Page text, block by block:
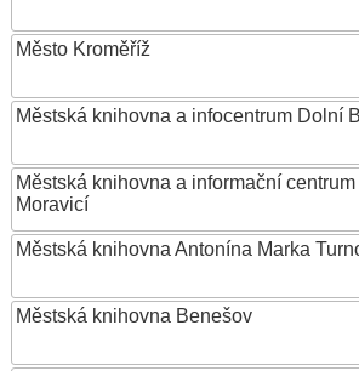
Město Kroměříž
Městská knihovna a infocentrum Dolní
Městská knihovna a informační
Moravicí
Městská knihovna Antonína Marka
Městská knihovna Benešov